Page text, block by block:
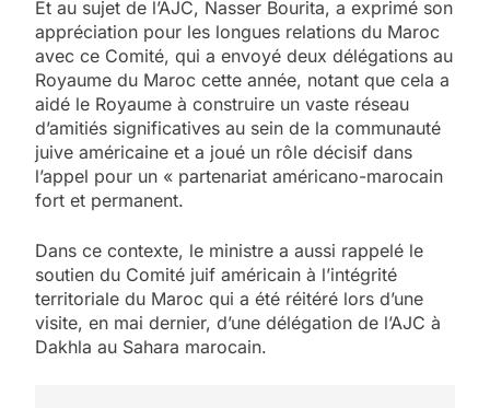
Et au sujet de l’AJC, Nasser Bourita, a exprimé son
appréciation pour les longues relations du Maroc
avec ce Comité, qui a envoyé deux délégations au
Royaume du Maroc cette année, notant que cela a
aidé le Royaume à construire un vaste réseau
d’amitiés significatives au sein de la communauté
juive américaine et a joué un rôle décisif dans
l’appel pour un « partenariat américano-marocain
fort et permanent.
Dans ce contexte, le ministre a aussi rappelé le
soutien du Comité juif américain à l’intégrité
territoriale du Maroc qui a été réitéré lors d’une
visite, en mai dernier, d’une délégation de l’AJC à
Dakhla au Sahara marocain.